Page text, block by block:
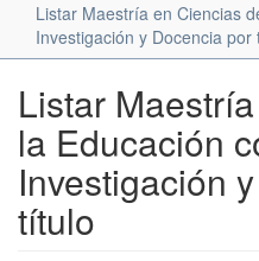
Listar Maestría en Ciencias
Investigación y Docencia por
Listar
la Educación
Investigación
título